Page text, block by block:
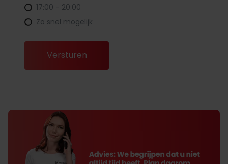
17:00 - 20:00
Zo snel mogelijk